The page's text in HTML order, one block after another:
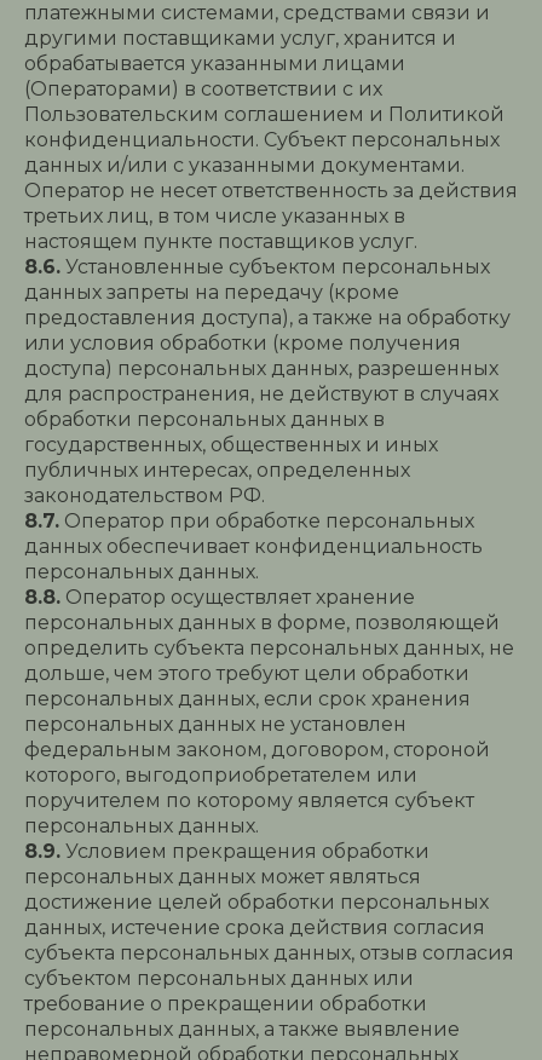
платежными системами, средствами связи и
другими поставщиками услуг, хранится и
обрабатывается указанными лицами
(Операторами) в соответствии с их
Пользовательским соглашением и Политикой
конфиденциальности. Субъект персональных
данных и/или с указанными документами.
Оператор не несет ответственность за действия
третьих лиц, в том числе указанных в
настоящем пункте поставщиков услуг.
8.6. Установленные субъектом персональных
данных запреты на передачу (кроме
предоставления доступа), а также на обработку
или условия обработки (кроме получения
доступа) персональных данных, разрешенных
для распространения, не действуют в случаях
обработки персональных данных в
государственных, общественных и иных
публичных интересах, определенных
законодательством РФ.
8.7. Оператор при обработке персональных
данных обеспечивает конфиденциальность
персональных данных.
8.8. Оператор осуществляет хранение
персональных данных в форме, позволяющей
определить субъекта персональных данных, не
дольше, чем этого требуют цели обработки
персональных данных, если срок хранения
персональных данных не установлен
федеральным законом, договором, стороной
которого, выгодоприобретателем или
поручителем по которому является субъект
персональных данных.
8.9. Условием прекращения обработки
персональных данных может являться
достижение целей обработки персональных
данных, истечение срока действия согласия
субъекта персональных данных, отзыв согласия
субъектом персональных данных или
требование о прекращении обработки
персональных данных, а также выявление
неправомерной обработки персональных